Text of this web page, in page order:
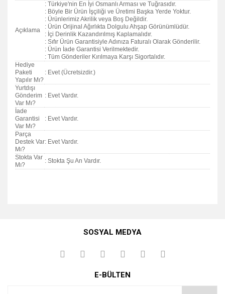
Açıklama
: Türkiye'nin En İyi Osmanlı Arması ve Tuğrasıdır.
: Böyle Bir Ürün İşçiliği ve Üretimi Başka Yerde Yoktur.
: Ürünlerimiz Akrilik veya Boş Değildir.
: Ürün Orijinal Ağırlıkta Dolgulu Ahşap Görünümlüdür.
: İçi Derinlik Kazandırılmış Kaplamalıdır.
: Sıfır Ürün Garantisiyle Adınıza Faturalı Olarak Gönderilir.
: Ürün İade Garantisi Verilmektedir.
: Tüm Gönderiler Kırılmaya Karşı Sigortalıdır.
Hediye
Paketi
Yapılır Mı?
: Evet (Ücretsizdir.)
Yurtdışı
Gönderim
Var Mı?
: Evet Vardır.
İade
Garantisi
Var Mı?
: Evet Vardır.
Parça
Destek Var
Mı?
: Evet Vardır.
Stokta Var
Mı?
: Stokta Şu An Vardır.
kullanarak tarafımıza iletebilirsiniz.
Görüş ve önerileriniz için teşekkür ederiz.
Ürün açıklamasında eksik bilgiler bulunuyor.
SOSYAL MEDYA
E-BÜLTEN